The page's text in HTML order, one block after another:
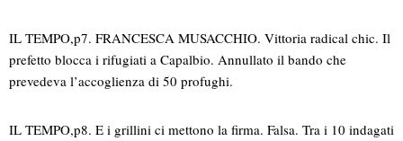
IL TEMPO,p7. FRANCESCA MUSACCHIO. Vittoria radical chic. Il
prefetto blocca i rifugiati a Capalbio. Annullato il bando che
prevedeva l’accoglienza di 50 profughi.
IL TEMPO,p8. E i grillini ci mettono la firma. Falsa. Tra i 10 indagati